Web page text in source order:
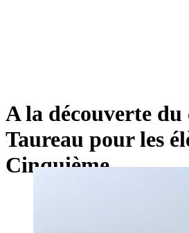
A la découverte du
Taureau pour les
Cinquième